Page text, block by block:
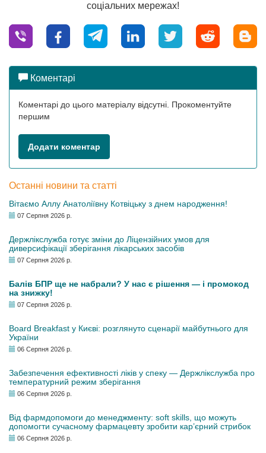
соціальних мережах!
Коментарі
Коментарі до цього матеріалу відсутні. Прокоментуйте
першим
Додати коментар
Останні новини та статті
Вітаємо Аллу Анатоліївну Котвіцьку з днем народження!
07 Серпня 2026 р.
Держлікслужба готує зміни до Ліцензійних умов для
диверсифікації зберігання лікарських засобів
07 Серпня 2026 р.
Балів БПР ще не набрали? У нас є рішення — і промокод
на знижку!
07 Серпня 2026 р.
Board Breakfast у Києві: розглянуто сценарії майбутнього для
України
06 Серпня 2026 р.
Забезпечення ефективності ліків у спеку — Держлікслужба про
температурний режим зберігання
06 Серпня 2026 р.
Від фармдопомоги до менеджменту: soft skills, що можуть
допомогти сучасному фармацевту зробити кар’єрний стрибок
06 Серпня 2026 р.